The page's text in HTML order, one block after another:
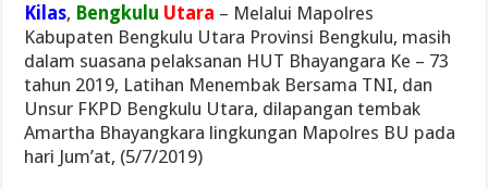
Kilas, Bengkulu Utara – Melalui Mapolres
Kabupaten Bengkulu Utara Provinsi Bengkulu, masih
dalam suasana pelaksanan HUT Bhayangara Ke – 73
tahun 2019, Latihan Menembak Bersama TNI, dan
Unsur FKPD Bengkulu Utara, dilapangan tembak
Amartha Bhayangkara lingkungan Mapolres BU pada
hari Jum’at, (5/7/2019)